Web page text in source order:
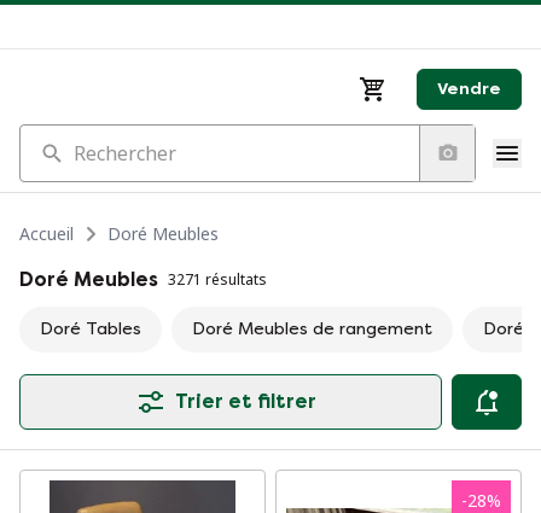
Vendre
Rechercher
Accueil
Doré Meubles
Doré Meubles 3271 résultats
Doré Tables Doré Meubles de rangement Doré
Trier et filtrer
-28%